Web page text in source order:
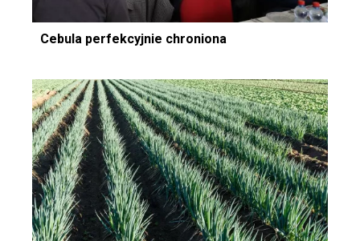
Cebula perfekcyjnie chroniona